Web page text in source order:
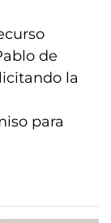
de
la
para